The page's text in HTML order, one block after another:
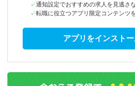
通知設定でおすすめの求人を見逃さ
転職に役立つアプリ限定コンテンツ
アプリをインスト